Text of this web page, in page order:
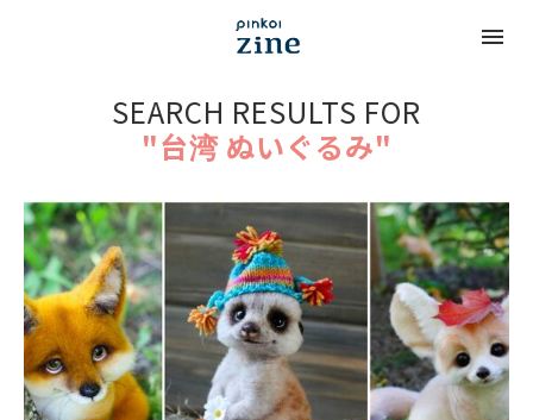
SEARCH RESULTS FOR
"台湾 ぬいぐるみ"